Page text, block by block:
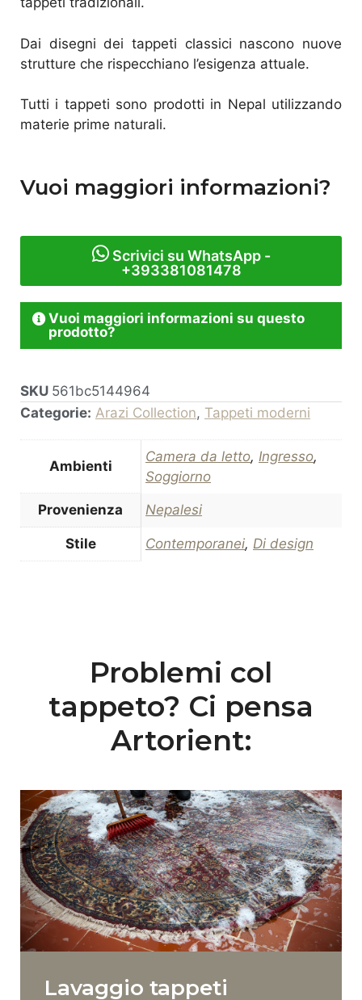
Dai disegni dei tappeti classici nascono nuove
strutture che rispecchiano l’esigenza attuale.
Tutti i tappeti sono prodotti in Nepal utilizzando
materie prime naturali.
Vuoi maggiori informazioni?
Scrivici su WhatsApp -
+393381081478
Vuoi maggiori informazioni su questo
prodotto?
SKU 561bc5144964
Categorie: Arazi Collection, Tappeti moderni
Ambienti
Camera da letto, Ingresso,
Soggiorno
Provenienza Nepalesi
Stile Contemporanei, Di design
Problemi col
tappeto? Ci pensa
Artorient:
Lavaggio tappeti